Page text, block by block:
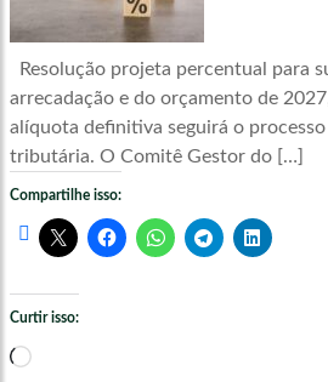
Resolução projeta percentual para
arrecadação e do orçamento de
alíquota definitiva seguirá o
tributária. O Comitê Gestor do […]
Compartilhe isso:
Curtir isso:
Carregando...